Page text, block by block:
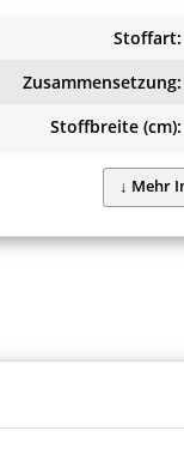
Stoffart:
Zusammensetzung:
Stoffbreite (cm):